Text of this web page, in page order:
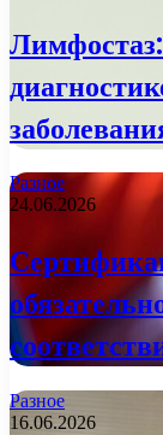
Разное
24.06.2026
Разное
16.06.2026